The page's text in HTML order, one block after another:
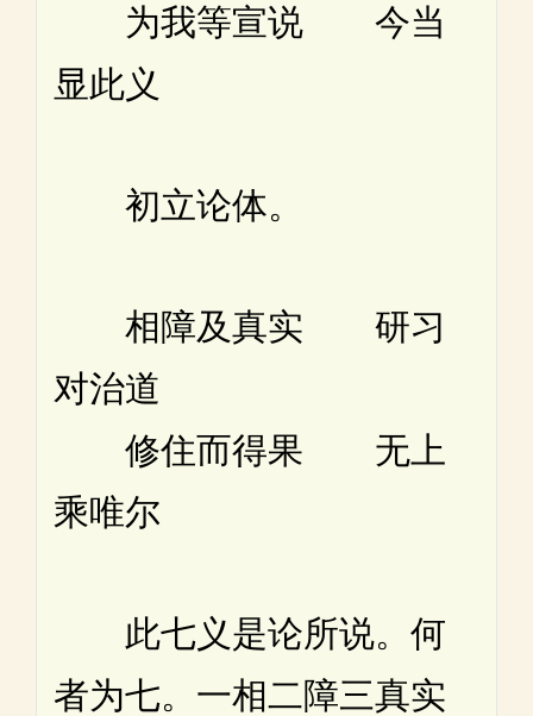
为我等宣说 今当
显此义
初立论体。
相障及真实 研习
对治道
修住而得果 无上
乘唯尔
此七义是论所说。何
者为七。一相二障三真实